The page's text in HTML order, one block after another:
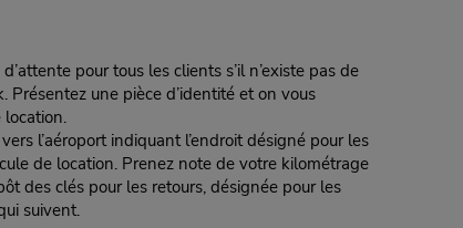
pour tous les clients s’il n’existe pas de
une pièce d’identité et on vous
l’aéroport indiquant l’endroit désigné pour les
de location. Prenez note de votre kilométrage
des clés pour les retours, désignée pour les
suivent.